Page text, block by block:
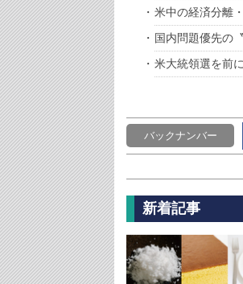
米中の経済分離
国内問題優先の
米大統領選を前
バックナンバー
新着記事